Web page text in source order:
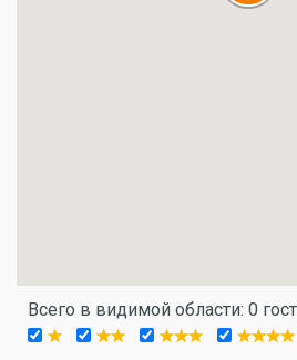
Всего в видимой области: 0